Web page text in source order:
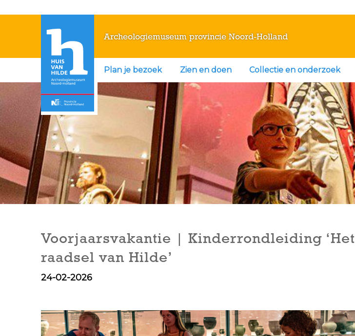
Archeologiemuseum provincie Noord-Holland
Plan je bezoek Zien en doen Collectie en onderzoek
Voorjaarsvakantie | Kinderrondleiding ‘Het
raadsel van Hilde’
24-02-2026